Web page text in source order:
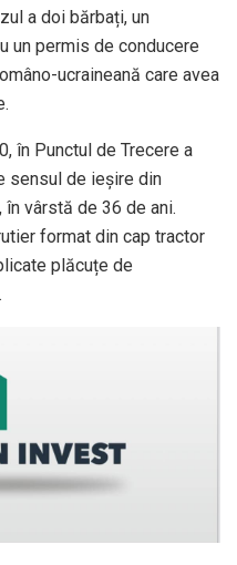
a doi bărbați, un
un permis de conducere
ucraineană care avea
în Punctul de Trecere a
sensul de ieșire din
în vârstă de 36 de ani.
format din cap tractor
plăcuțe de